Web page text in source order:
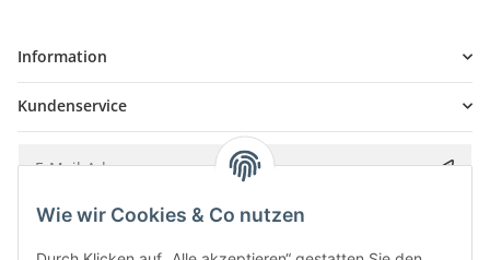
Information
Kundenservice
Bitte senden Sie mir entsprechend IhrerDatenschutzerklärung
Wie wir Cookies & Co nutzen